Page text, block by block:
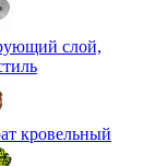
слой,
кровельный